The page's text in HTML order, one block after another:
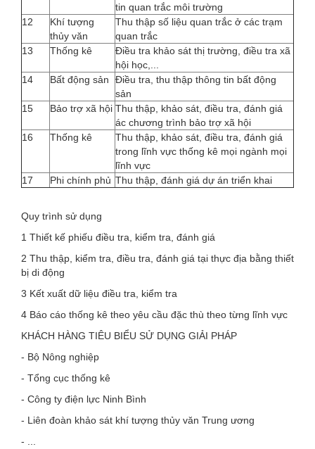
tin quan trắc môi trường
12
Khí tượng
thủy văn
Thu thập số liệu quan trắc ở các trạm
quan trắc
13
Thống kê
Điều tra khảo sát thị trường, điều tra xã
hội học,...
14
Bất động sản
Điều tra, thu thập thông tin bất động
sản
15
Bảo trợ xã hội Thu thập, khảo sát, điều tra, đánh giá
ác chương trình bảo trợ xã hội
16
Thống kê
Thu thập, khảo sát, điều tra, đánh giá
trong lĩnh vực thống kê mọi ngành mọi
lĩnh vực
17
Phi chính phủ Thu thập, đánh giá dự án triển khai
Quy trình sử dụng
1 Thiết kế phiếu điều tra, kiểm tra, đánh giá
2 Thu thập, kiểm tra, điều tra, đánh giá tại thực địa bằng thiết
bị di động
3 Kết xuất dữ liệu điều tra, kiểm tra
4 Báo cáo thống kê theo yêu cầu đặc thù theo từng lĩnh vực
KHÁCH HÀNG TIÊU BIỂU SỬ DỤNG GIẢI PHÁP
- Bộ Nông nghiệp
- Tổng cục thống kê
- Công ty điện lực Ninh Bình
- Liên đoàn khảo sát khí tượng thủy văn Trung ương
- ...